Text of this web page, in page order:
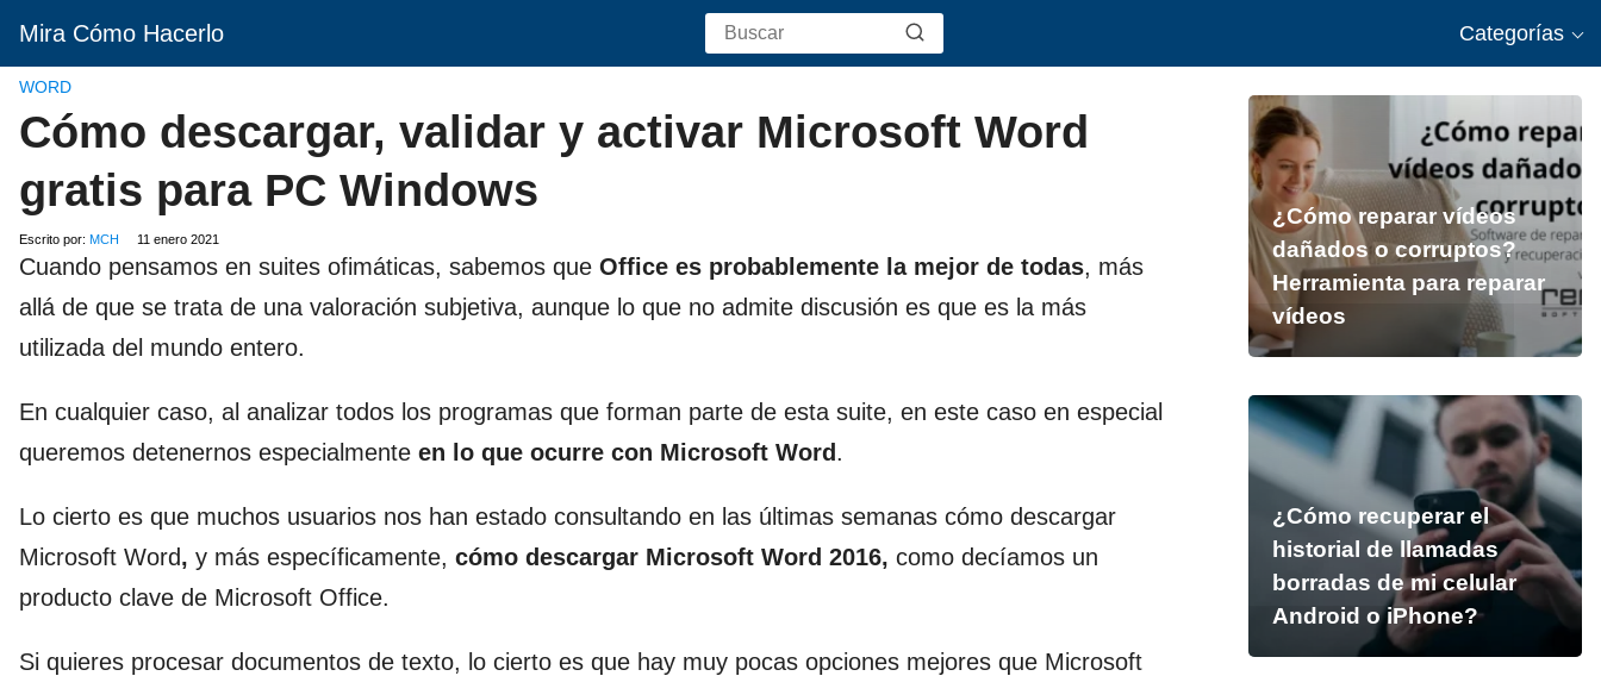
Mira Cómo Hacerlo Categorías
WORD
Cómo descargar, validar y activar Microsoft Word
gratis para PC Windows
Escrito por: MCH 11 enero 2021
Cuando pensamos en suites ofimáticas, sabemos que Office es probablemente la mejor de todas, más
allá de que se trata de una valoración subjetiva, aunque lo que no admite discusión es que es la más
utilizada del mundo entero.
En cualquier caso, al analizar todos los programas que forman parte de esta suite, en este caso en especial
queremos detenernos especialmente en lo que ocurre con Microsoft Word .
Lo cierto es que muchos usuarios nos han estado consultando en las últimas semanas cómo descargar
Microsoft Word, y más específicamente, cómo descargar Microsoft Word 2016, como decíamos un
producto clave de Microsoft Office.
Si quieres procesar documentos de texto, lo cierto es que hay muy pocas opciones mejores que Microsoft
¿Cómo reparar vídeos
dañados o corruptos?
Herramienta para reparar
vídeos
¿Cómo recuperar el
historial de llamadas
borradas de mi celular
Android o iPhone?